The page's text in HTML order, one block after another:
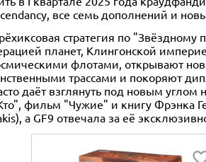
все семь дополнений и
стратегия по
планет, Клингонской
флотами, открывают
трассами и покоряют
даёт взглянуть под новым
фильм "Чужие" и книгу Фрэнка
а GF9 отвечала за её